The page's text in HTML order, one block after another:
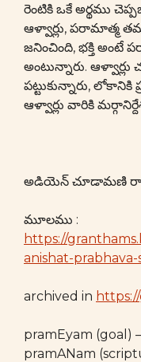
రెంటికి ఒకే అర్థము
ఆళ్వార్లు, పరామాత్మ
జనించింది, భక్తి అంటే
అంటున్నారు.
పట్టుకున్నారు,
ఆళ్వార్లు వారికి
అడియెన్ చూడామణి
మూలము :
https://
anishat-prabhava-
archived in
pramEyam (goal) –
pramANam